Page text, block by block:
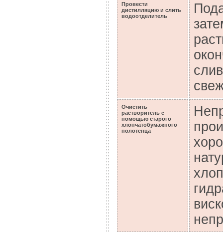
Провести
дистилляцию и слить
водоотделитель
Очистить
растворитель с
помощью старого
хлопчатобумажного
полотенца